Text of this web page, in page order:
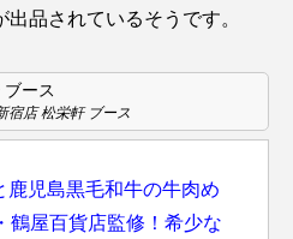
品されているそうです。
宿店 松栄軒 ブース
鹿児島黒毛和牛の牛肉め
鶴屋百貨店監修！希少な